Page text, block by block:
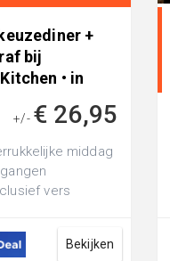
+
bij
• in
+/- € 26,95
middag
vers
Bekijken